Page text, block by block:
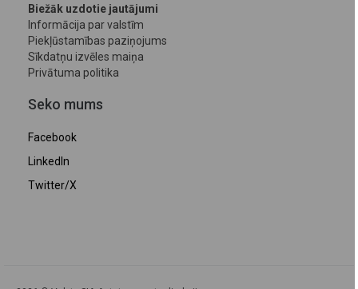
Biežāk uzdotie jautājumi
Informācija par valstīm
Piekļūstamības paziņojums
Sīkdatņu izvēles maiņa
Privātuma politika
Seko mums
Facebook
LinkedIn
Twitter/X